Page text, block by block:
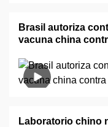
Brasil autoriza
vacuna china
Laboratorio chino